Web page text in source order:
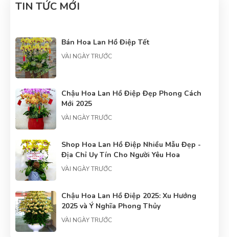
TIN TỨC MỚI
Bán Hoa Lan Hồ Điệp Tết
VÀI NGÀY TRƯỚC
Chậu Hoa Lan Hồ Điệp Đẹp Phong Cách
Mới 2025
VÀI NGÀY TRƯỚC
Shop Hoa Lan Hồ Điệp Nhiều Mẫu Đẹp -
Địa Chỉ Uy Tín Cho Người Yêu Hoa
VÀI NGÀY TRƯỚC
Chậu Hoa Lan Hồ Điệp 2025: Xu Hướng
2025 và Ý Nghĩa Phong Thủy
VÀI NGÀY TRƯỚC